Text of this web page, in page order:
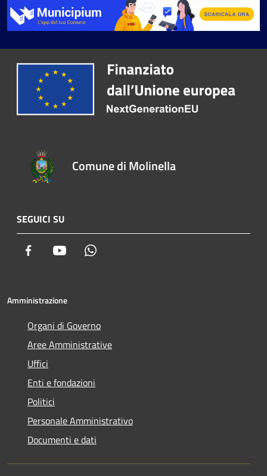
Comune di Molinella
SEGUICI SU
Facebook Youtube
Amministrazione
Organi di Governo
Aree Amministrative
Uffici
Enti e fondazioni
Politici
Personale Amministrativo
Documenti e dati